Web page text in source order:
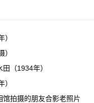
）
）
（1934年）
）
馆拍摄的朋友合影老照片